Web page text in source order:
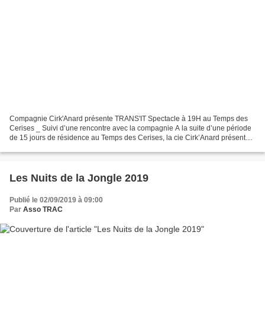
Compagnie Cirk'Anard présente TRANS'IT Spectacle à 19H au Temps des
Cerises _ Suivi d’une rencontre avec la compagnie A la suite d’une période
de 15 jours de résidence au Temps des Cerises, la cie Cirk’Anard présente
Les Nuits de la Jongle 2019
Publié le 02/09/2019 à 09:00
Par Asso TRAC